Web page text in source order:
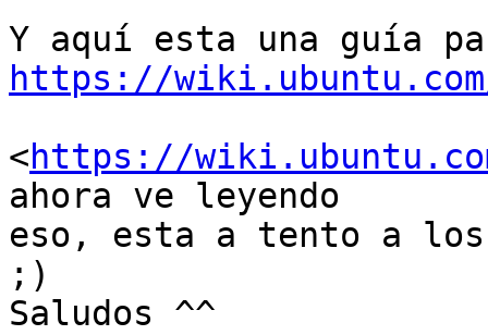
https://wiki.ubuntu.com/
<https://wiki.ubuntu.com/
ahora ve leyendo
eso, esta a tento a los
;)
Saludos ^^